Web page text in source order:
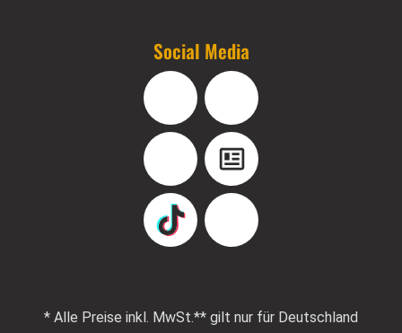
Social Media
Facebook Instagram
YouTube Blog
TikTok Pinterest
* Alle Preise inkl. MwSt.** gilt nur für Deutschland